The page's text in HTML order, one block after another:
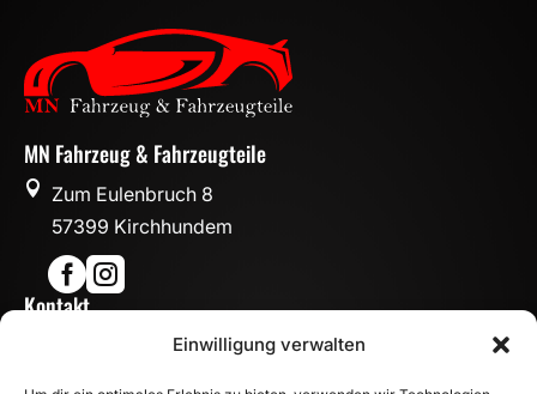
Einwilligung verwalten
MN Fahrzeug & Fahrzeugteile

Zum Eulenbruch 8
57399 Kirchhundem

Kontakt
info@mn-fahrzeugteile.de